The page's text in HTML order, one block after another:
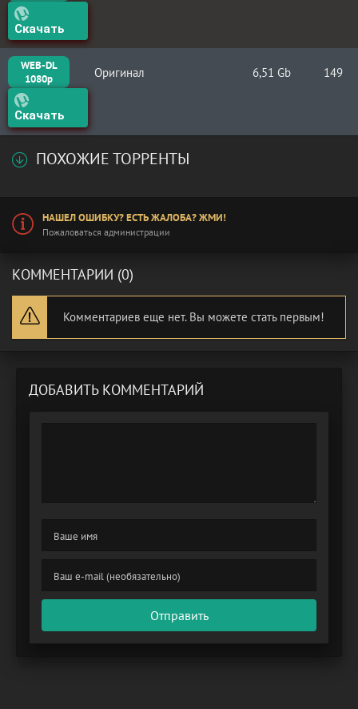
Скачать
WEB-DL
1080p
Оригинал 6,51 Gb 149
Скачать
ПОХОЖИЕ ТОРРЕНТЫ
НАШЕЛ ОШИБКУ? ЕСТЬ ЖАЛОБА? ЖМИ!
Пожаловаться администрации
КОММЕНТАРИИ (0)
Комментариев еще нет. Вы можете стать первым!
ДОБАВИТЬ КОММЕНТАРИЙ
Отправить